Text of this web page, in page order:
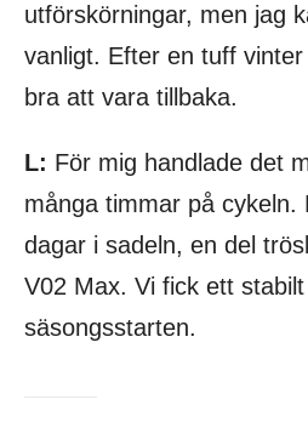
utförskörningar, men jag
vanligt. Efter en tuff
bra att vara tillbaka.
L: För mig handlade det
många timmar på cykeln.
dagar i sadeln, en del
V02 Max. Vi fick ett
säsongsstarten.